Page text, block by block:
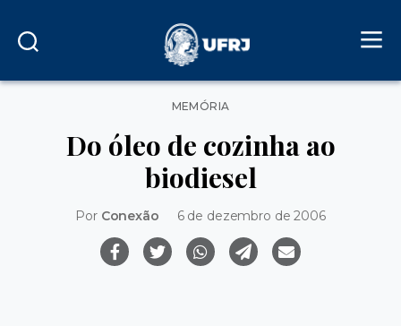
Categorias
MEMÓRIA
Do óleo de cozinha ao
biodiesel
Por Conexão 6 de dezembro de 2006